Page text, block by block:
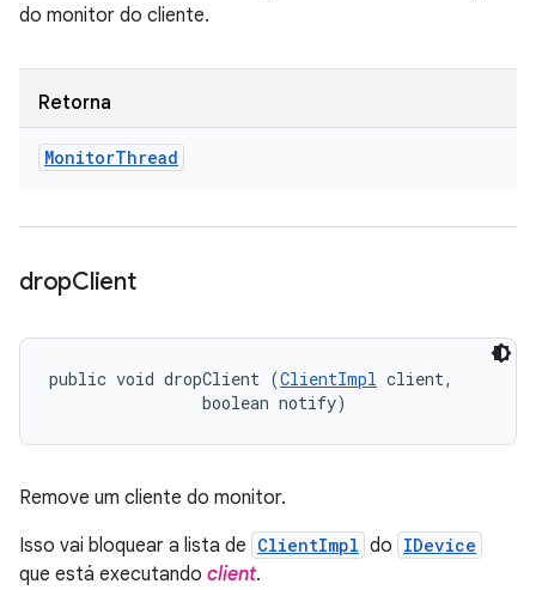
do monitor do cliente.
Retorna
MonitorThread
dropClient
public void dropClient (ClientImpl client,
                boolean notify)
Remove um cliente do monitor.
Isso vai bloquear a lista de ClientImpl do IDevice
que está executando client.